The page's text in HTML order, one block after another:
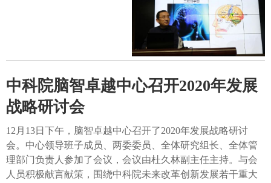
中科院脑智卓越中心召开2020年发展
战略研讨会
12月13日下午，脑智卓越中心召开了2020年发展战略研讨
会。中心领导班子成员、两委委员、全体研究组长、全体管
理部门负责人参加了会议，会议由杜久林副主任主持。与会
人员积极献言献策，围绕中科院未来改革创新发展若干重大